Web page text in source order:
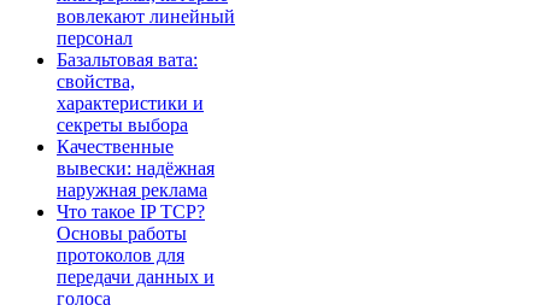
вовлекают линейный
персонал
Базальтовая вата:
свойства,
характеристики и
секреты выбора
Качественные
вывески: надёжная
наружная реклама
Что такое IP TCP?
Основы работы
протоколов для
передачи данных и
голоса